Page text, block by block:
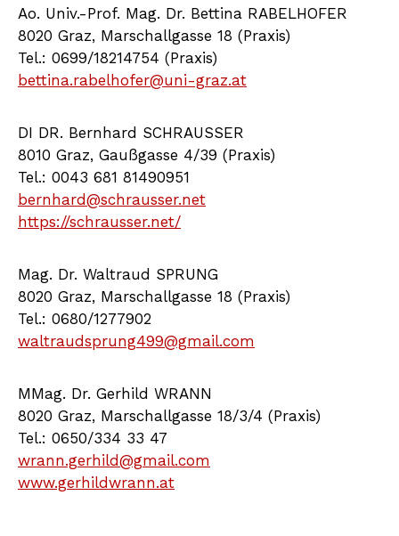
Ao. Univ.-Prof. Mag. Dr. Bettina RABELHOFER
8020 Graz, Marschallgasse 18 (Praxis)
Tel.: 0699/18214754 (Praxis)
bettina.rabelhofer@uni-graz.at
DI DR. Bernhard SCHRAUSSER
8010 Graz, Gaußgasse 4/39 (Praxis)
Tel.: 0043 681 81490951
bernhard@schrausser.net
https://schrausser.net/
Mag. Dr. Waltraud SPRUNG
8020 Graz, Marschallgasse 18 (Praxis)
Tel.: 0680/1277902
waltraudsprung499@gmail.com
MMag. Dr. Gerhild WRANN
8020 Graz, Marschallgasse 18/3/4 (Praxis)
Tel.: 0650/334 33 47
wrann.gerhild@gmail.com
www.gerhildwrann.at